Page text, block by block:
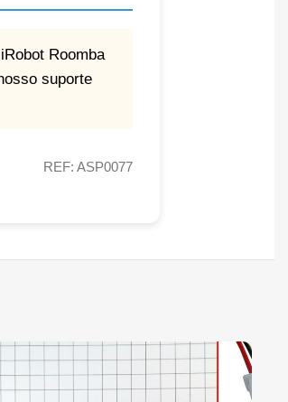
Roomba
suporte
REF: ASP0077